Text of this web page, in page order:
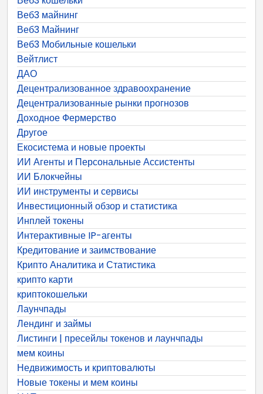
Веб3 майнинг
Веб3 Майнинг
Веб3 Мобильные кошельки
Вейтлист
ДАО
Децентрализованное здравоохранение
Децентрализованные рынки прогнозов
Доходное Фермерство
Другое
Екосистема и новые проекты
ИИ Агенты и Персональные Ассистенты
ИИ Блокчейны
ИИ инструменты и сервисы
Инвестиционный обзор и статистика
Инплей токены
Интерактивные IP-агенты
Кредитование и заимствование
Крипто Аналитика и Статистика
крипто карти
криптокошельки
Лаунчпады
Лендинг и займы
Листинги | пресейлы токенов и лаунчпады
мем коины
Недвижимость и криптовалюты
Новые токены и мем коины